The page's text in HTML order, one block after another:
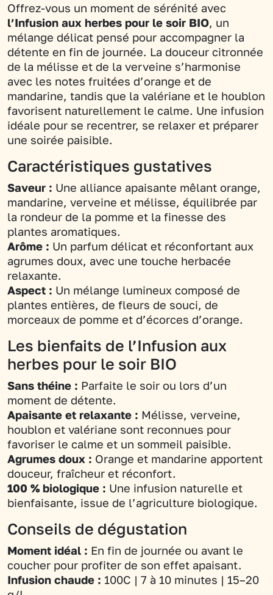
Offrez-vous un moment de sérénité avec
l’Infusion aux herbes pour le soir BIO, un
mélange délicat pensé pour accompagner la
détente en fin de journée. La douceur citronnée
de la mélisse et de la verveine s’harmonise
avec les notes fruitées d’orange et de
mandarine, tandis que la valériane et le houblon
favorisent naturellement le calme. Une infusion
idéale pour se recentrer, se relaxer et préparer
une soirée paisible.
Caractéristiques gustatives
Saveur : Une alliance apaisante mêlant orange,
mandarine, verveine et mélisse, équilibrée par
la rondeur de la pomme et la finesse des
plantes aromatiques.
Arôme : Un parfum délicat et réconfortant aux
agrumes doux, avec une touche herbacée
relaxante.
Aspect : Un mélange lumineux composé de
plantes entières, de fleurs de souci, de
morceaux de pomme et d’écorces d’orange.
Les bienfaits de l’Infusion aux
herbes pour le soir BIO
Sans théine : Parfaite le soir ou lors d’un
moment de détente.
Apaisante et relaxante : Mélisse, verveine,
houblon et valériane sont reconnues pour
favoriser le calme et un sommeil paisible.
Agrumes doux : Orange et mandarine apportent
douceur, fraîcheur et réconfort.
100 % biologique : Une infusion naturelle et
bienfaisante, issue de l’agriculture biologique.
Conseils de dégustation
Moment idéal : En fin de journée ou avant le
coucher pour profiter de son effet apaisant.
Infusion chaude : 100C | 7 à 10 minutes | 15–20